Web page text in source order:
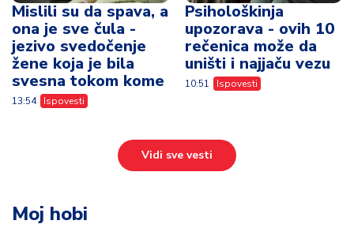
Mislili su da spava, a
ona je sve čula -
jezivo svedočenje
žene koja je bila
svesna tokom kome
13:54 Ispovesti
Psihološkinja
upozorava - ovih 10
rečenica može da
uništi i najjaču vezu
10:51 Ispovesti
Vidi sve vesti
Moj hobi